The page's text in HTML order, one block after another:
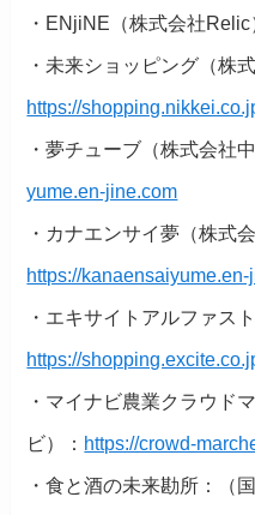
・ENjiNE（株式会社Relic
・未来ショッピング（株
https://
・夢チューブ（株式会社
yume.en-jine.com
・カナエンサイ夢（株式
https://
・エキサイトアルファス
https://
・マイナビ農業クラウド
ビ）： https://crowd-
・食と酒の未来勘所：（